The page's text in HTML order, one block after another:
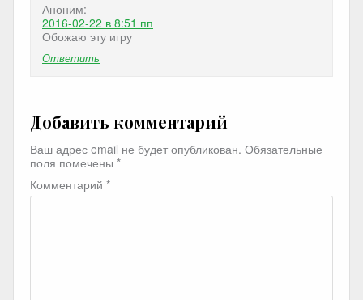
Аноним:
2016-02-22 в 8:51 пп
Обожаю эту игру
Ответить
Добавить комментарий
Ваш адрес email не будет опубликован. Обязательные
поля помечены *
Комментарий *